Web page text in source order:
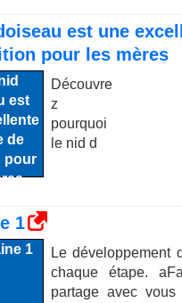
est une
pour les mères
Découvre
z
pourquoi
le nid d
1
Le développement
chaque étape.
partage avec